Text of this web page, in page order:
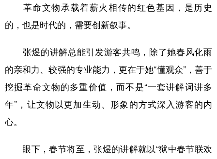
革命文物承载着薪火相传的红色基因，是历史
的，也是时代的，需要创新叙事。
张煜的讲解总能引发游客共鸣，除了她春风化雨
的亲和力、较强的专业能力，更在于她“懂观众”，善于
挖掘革命文物的多重价值，而不是“一套讲解词讲多
年”，让文物以更加生动、形象的方式深入游客的内
心。
眼下，春节将至，张煜的讲解就以“狱中春节联欢